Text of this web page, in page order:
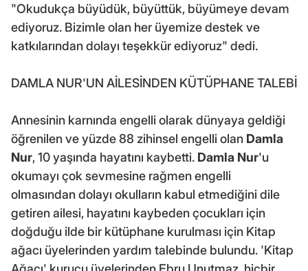
"Okudukça büyüdük, büyüttük, büyümeye devam
ediyoruz. Bizimle olan her üyemize destek ve
katkılarından dolayı teşekkür ediyoruz" dedi.
DAMLA NUR'UN AİLESİNDEN KÜTÜPHANE TALEBİ
Annesinin karnında engelli olarak dünyaya geldiği
öğrenilen ve yüzde 88 zihinsel engelli olan Damla
Nur, 10 yaşında hayatını kaybetti. Damla Nur'u
okumayı çok sevmesine rağmen engelli
olmasından dolayı okulların kabul etmediğini dile
getiren ailesi, hayatını kaybeden çocukları için
doğduğu ilde bir kütüphane kurulması için Kitap
ağacı üyelerinden yardım talebinde bulundu. 'Kitap